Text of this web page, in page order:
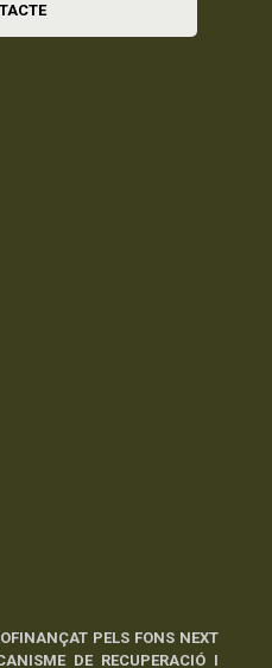
PELS FONS NEXT
DE RECUPERACIÓ I